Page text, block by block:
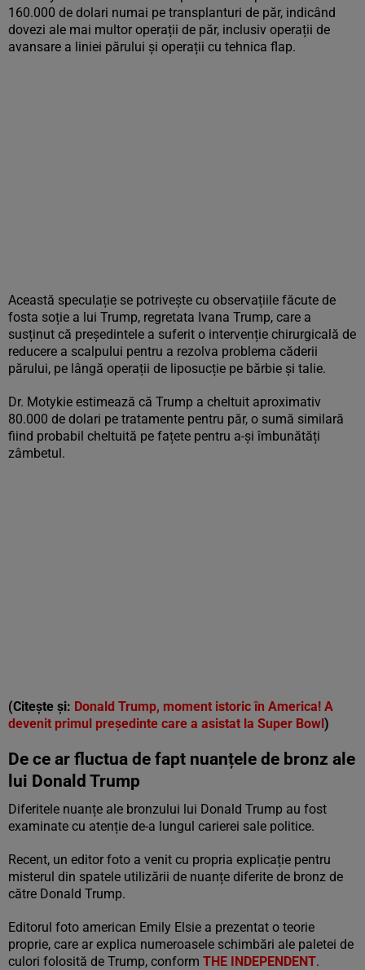
160.000 de dolari numai pe transplanturi de păr, indicând
dovezi ale mai multor operații de păr, inclusiv operații de
avansare a liniei părului și operații cu tehnica flap.
Această speculație se potrivește cu observațiile făcute de
fosta soție a lui Trump, regretata Ivana Trump, care a
susținut că președintele a suferit o intervenție chirurgicală de
reducere a scalpului pentru a rezolva problema căderii
părului, pe lângă operații de liposucție pe bărbie și talie.
Dr. Motykie estimează că Trump a cheltuit aproximativ
80.000 de dolari pe tratamente pentru păr, o sumă similară
fiind probabil cheltuită pe fațete pentru a-și îmbunătăți
zâmbetul.
(Citește și: Donald Trump, moment istoric în America! A
devenit primul președinte care a asistat la Super Bowl)
De ce ar fluctua de fapt nuanțele de bronz ale
lui Donald Trump
Diferitele nuanțe ale bronzului lui Donald Trump au fost
examinate cu atenție de-a lungul carierei sale politice.
Recent, un editor foto a venit cu propria explicație pentru
misterul din spatele utilizării de nuanțe diferite de bronz de
către Donald Trump.
Editorul foto american Emily Elsie a prezentat o teorie
proprie, care ar explica numeroasele schimbări ale paletei de
culori folosită de Trump, conform THE INDEPENDENT.